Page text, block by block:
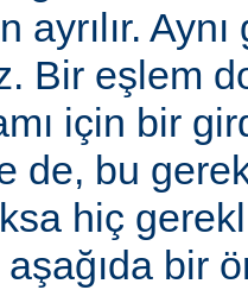
ayrılır.
Bir eşlem
için bir
de, bu
hiç
aşağıda bir